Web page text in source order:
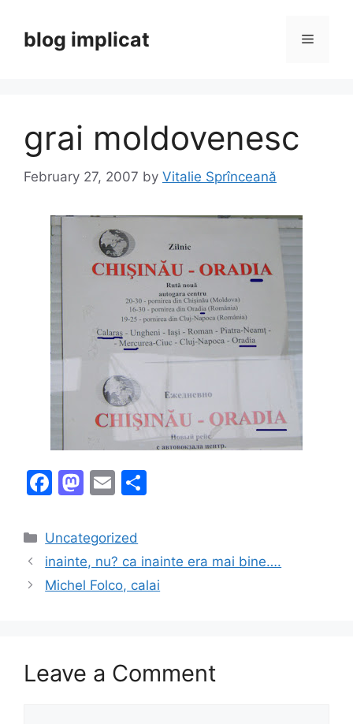
contentblog implicat Menu
grai moldovenesc
February 27, 2007 by Vitalie Sprînceană
F
c
e
b
M
st
o
d
E
ai
l
e
Categories
Uncategorized
inainte, nu? ca inainte era mai bine….
Michel Folco, calai
Leave a Comment